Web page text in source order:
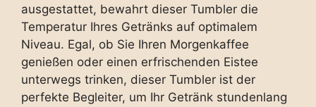
ausgestattet, bewahrt dieser Tumbler die
Temperatur Ihres Getränks auf optimalem
Niveau. Egal, ob Sie Ihren Morgenkaffee
genießen oder einen erfrischenden Eistee
unterwegs trinken, dieser Tumbler ist der
perfekte Begleiter, um Ihr Getränk stundenlang